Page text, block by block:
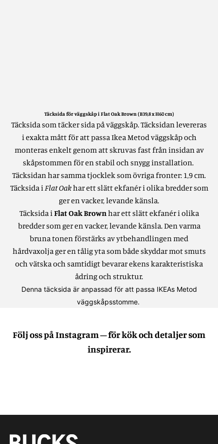
Täcksida för väggskåp i Flat Oak Brown (B39,8 x H60 cm)
Täcksida som täcker sida på väggskåp.Täcksidan levereras
i exakta mått för att passa Ikea Metod väggskåp och
monteras enkelt genom att skruvas fast från insidan av
skåpstommen för en stabil och snygg installation.
Täcksidan har samma tjocklek som övriga fronter: 1,9 cm.
Täcksida i Flat Oakhar ett slätt ekfanér i olika bredder som
ger en vacker, levande känsla.
Täcksida i Flat Oak Brown har ett slätt ekfanér i olika
bredder som ger en vacker, levande känsla.Den varma
bruna tonen förstärks av ytbehandlingen med
hårdvaxolja ger en tålig yta som både skyddar mot smuts
och vätska och samtidigt bevarar ekens karakteristiska
ådring och struktur.
Denna täcksida är anpassad för att passa IKEAs Metod
väggskåpsstomme.
Följ oss på Instagram – för kök och detaljer som
inspirerar.